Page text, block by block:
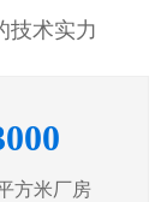
技术实力
方米厂房